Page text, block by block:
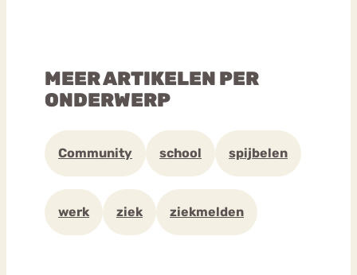
MEER ARTIKELEN PER
ONDERWERP
Community school spijbelen
werk ziek ziekmelden